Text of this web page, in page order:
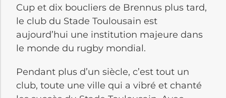
Cup et dix boucliers de Brennus plus tard,
le club du Stade Toulousain est
aujourd’hui une institution majeure dans
le monde du rugby mondial.
Pendant plus d’un siècle, c’est tout un
club, toute une ville qui a vibré et chanté